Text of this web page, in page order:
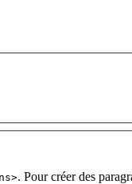
. Pour créer des